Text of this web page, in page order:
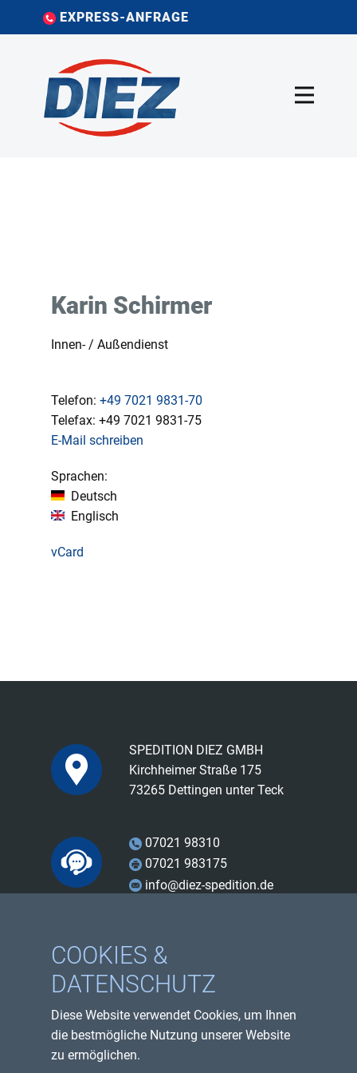
EXPRESS-ANFRAGE
Karin Schirmer
Innen- / Außendienst
Telefon: +49 7021 9831-70
Telefax: +49 7021 9831-75
E-Mail schreiben
Sprachen:
Deutsch
Englisch
vCard
SPEDITION DIEZ GMBH
Kirchheimer Straße 175
73265 Dettingen unter Teck
07021 98310
07021 983175
info@diez-spedition.de
Instagram
Youtube
Impressum
Datenschutzerklärung
COOKIES &
DATENSCHUTZ
Diese Website verwendet Cookies, um Ihnen
die bestmögliche Nutzung unserer Website
zu ermöglichen.